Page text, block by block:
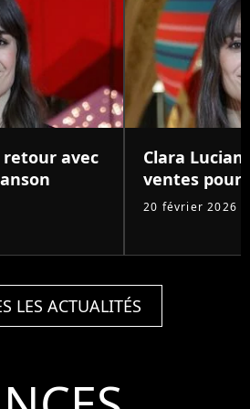
retour avec
Clara Luciani
ventes pour
20 février 2026
LES ACTUALITÉS